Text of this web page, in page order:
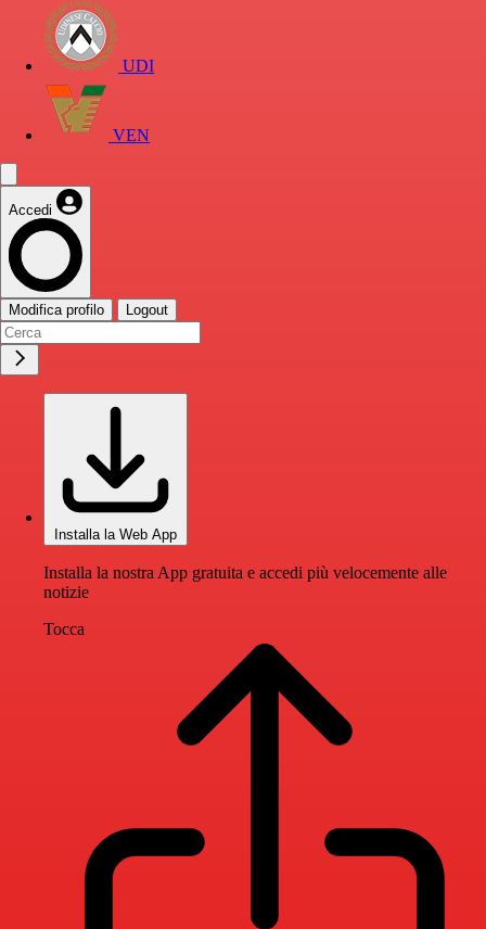
UDI
VEN
Accedi
Modifica profilo Logout
Installa la Web App
Installa la nostra App gratuita e accedi più velocemente alle
notizie
Tocca